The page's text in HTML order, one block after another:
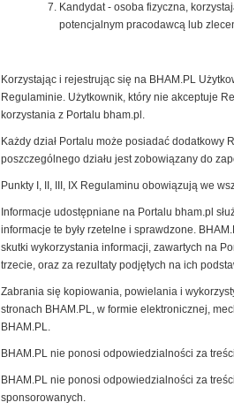
Kandydat - osoba fizyczna,
potencjalnym pracodawcą lub
Korzystając i rejestrując się na BHAM.PL
Regulaminie. Użytkownik, który nie akceptuje
korzystania z Portalu bham.pl.
Każdy dział Portalu może posiadać dodatkowy
poszczególnego działu jest zobowiązany do
Punkty I, II, III, IX Regulaminu obowiązują we
Informacje udostępniane na Portalu bham.pl
informacje te były rzetelne i sprawdzone.
skutki wykorzystania informacji, zawartych na
trzecie, oraz za rezultaty podjętych na ich
Zabrania się kopiowania, powielania i
stronach BHAM.PL, w formie elektronicznej,
BHAM.PL.
BHAM.PL nie ponosi odpowiedzialności za
BHAM.PL nie ponosi odpowiedzialności za
sponsorowanych.